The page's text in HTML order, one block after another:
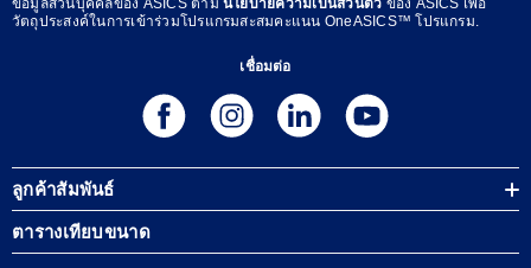
ข้อมูลส่วนบุคคลของ ASICS ตาม นโยบายความเป็นส่วนตัว ของ ASICS เพื่อ
วัตถุประสงค์ในการเข้าร่วมโปรแกรมสะสมคะแนน OneASICS™ โปรแกรม.
เชื่อมต่อ
ลูกค้าสัมพันธ์
ตารางเทียบขนาด